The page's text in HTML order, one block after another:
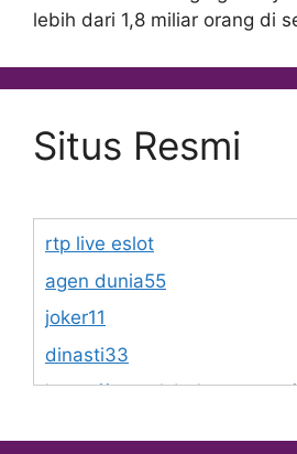
lebih dari 1,8 miliar orang di
Situs Resmi
rtp live eslot
agen dunia55
joker11
dinasti33
https://